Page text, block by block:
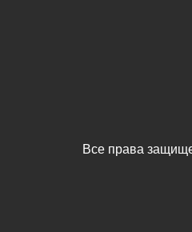
Все права